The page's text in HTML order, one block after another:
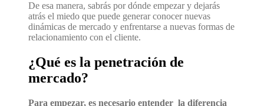
De esa manera, sabrás por dónde empezar y dejarás
atrás el miedo que puede generar conocer nuevas
dinámicas de mercado y enfrentarse a nuevas formas de
relacionamiento con el cliente.
¿Qué es la penetración de
mercado?
Para empezar, es necesario entender la diferencia